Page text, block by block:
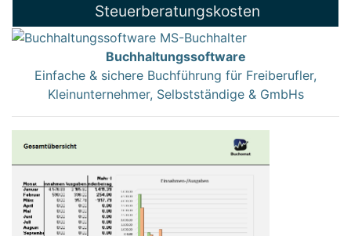
Steuerberatungskosten
Buchhaltungssoftware
Einfache & sichere Buchführung für Freiberufler,
Kleinunternehmer, Selbstständige & GmbHs